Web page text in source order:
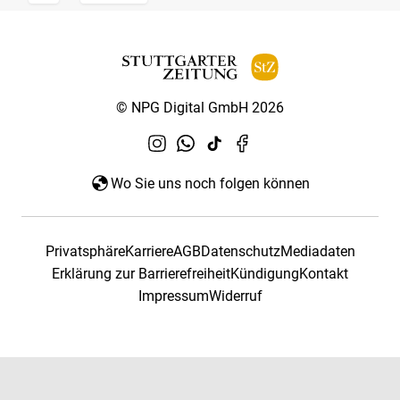
© NPG Digital GmbH 2026
Wo Sie uns noch folgen können
PrivatsphäreKarriereAGBDatenschutzMediadaten
Erklärung zur BarrierefreiheitKündigungKontakt
ImpressumWiderruf